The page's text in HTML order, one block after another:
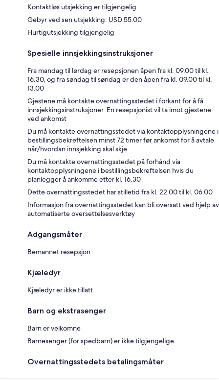
Kontaktløs utsjekking er tilgjengelig
Gebyr ved sen utsjekking: USD 55.00
Hurtigutsjekking tilgjengelig
Spesielle innsjekkingsinstruksjoner
Fra mandag til lørdag er resepsjonen åpen fra kl. 09.00 til kl.
16.30, og fra søndag til søndag er den åpen fra kl. 09.00 til kl.
13.00
Gjestene må kontakte overnattingsstedet i forkant for å få
innsjekkingsinstruksjoner. En resepsjonist vil ta imot gjestene
ved ankomst
Du må kontakte overnattingsstedet via kontaktopplysningene i
bestillingsbekreftelsen minst 72 timer før ankomst for å avtale
når/hvordan innsjekking skal skje
Du må kontakte overnattingsstedet på forhånd via
kontaktopplysningene i bestillingsbekreftelsen hvis du
planlegger å ankomme etter kl. 16.30
Dette overnattingsstedet har stilletid fra kl. 22.00 til kl. 06.00
Informasjon fra overnattingsstedet kan bli oversatt ved hjelp av
automatiserte oversettelsesverktøy
Adgangsmåter
Bemannet resepsjon
Kjæledyr
Kjæledyr er ikke tillatt
Barn og ekstrasenger
Barn er velkomne
Barnesenger (for spedbarn) er ikke tilgjengelige
Overnattingsstedets betalingsmåter